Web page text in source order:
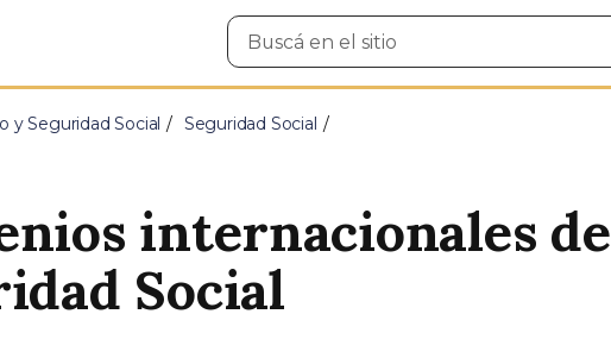
Buscar
en
y Seguridad Social Seguridad Social
internacionales de
Social